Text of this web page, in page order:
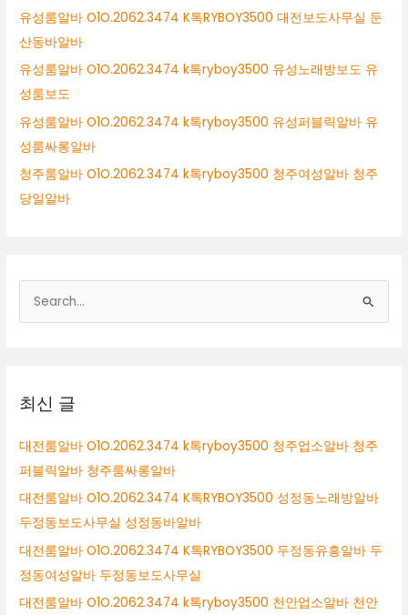
유성룸알바 O1O.2062.3474 K톡RYBOY3500 대전보도사무실 둔
산동바알바
유성룸알바 O1O.2062.3474 k톡ryboy3500 유성노래방보도 유
성룸보도
유성룸알바 O1O.2062.3474 k톡ryboy3500 유성퍼블릭알바 유
성룸싸롱알바
청주룸알바 O1O.2062.3474 k톡ryboy3500 청주여성알바 청주
당일알바
색
최신 글
대전룸알바 O1O.2062.3474 k톡ryboy3500 청주업소알바 청주
퍼블릭알바 청주룸싸롱알바
대전룸알바 O1O.2062.3474 K톡RYBOY3500 성정동노래방알바
두정동보도사무실 성정동바알바
대전룸알바 O1O.2062.3474 K톡RYBOY3500 두정동유흥알바 두
정동여성알바 두정동보도사무실
대전룸알바 O1O.2062.3474 k톡ryboy3500 천안업소알바 천안